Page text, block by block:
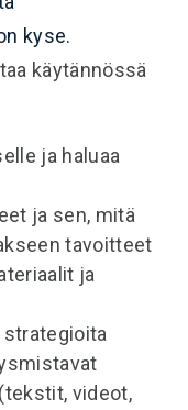
kyse.
käytännössä
ja haluaa
ja sen, mitä
tavoitteet
ja
strategioita
videot,